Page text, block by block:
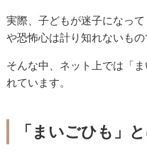
実際、子どもが迷子になっ
や恐怖心は計り知れないもの
そんな中、ネット上では「
れています。
「まいごひも」